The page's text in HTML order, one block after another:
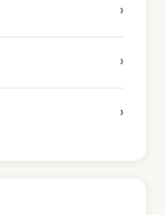
›
›
›